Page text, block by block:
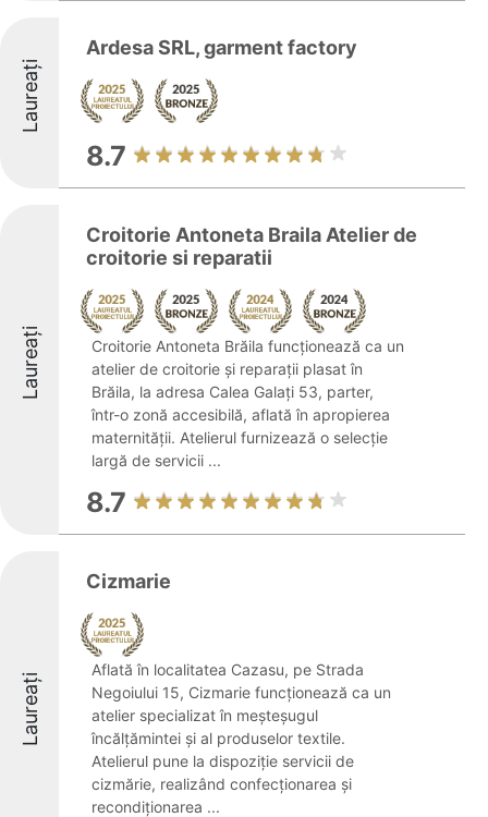
Laureați
Ardesa SRL, garment factory
8.7
Laureați
Croitorie Antoneta Braila Atelier de
croitorie si reparatii
Croitorie Antoneta Brăila funcționează ca un
atelier de croitorie și reparații plasat în
Brăila, la adresa Calea Galați 53, parter,
într-o zonă accesibilă, aflată în apropierea
maternității. Atelierul furnizează o selecție
largă de servicii ...
8.7
Laureați
Cizmarie
Aflată în localitatea Cazasu, pe Strada
Negoiului 15, Cizmarie funcționează ca un
atelier specializat în meșteșugul
încălțămintei și al produselor textile.
Atelierul pune la dispoziție servicii de
cizmărie, realizând confecționarea și
recondiționarea ...